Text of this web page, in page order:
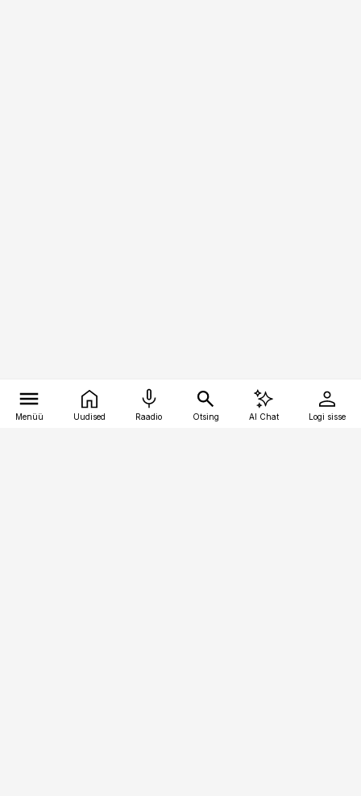
Menüü Uudised Raadio Otsing AI Chat Logi sisse